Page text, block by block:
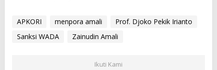
APKORI menpora amali
Prof. Djoko Pekik Irianto
Sanksi WADA
Zainudin Amali
Ikuti Kami